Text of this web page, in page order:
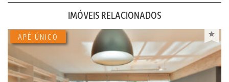
IMÓVEIS RELACIONADOS